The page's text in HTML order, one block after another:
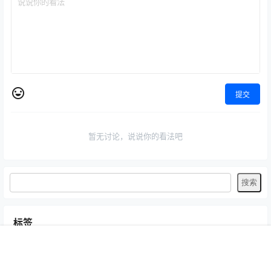
提交
暂无讨论，说说你的看法吧
标签